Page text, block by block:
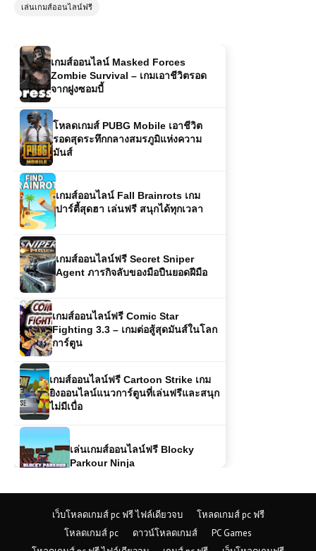
เล่นเกมส์ออนไลน์ฟรี
เกมส์ออนไลน์ SpartaHoppers เกม
เกมส์ออนไลน์ Masked Forces
Zombie Survival – เกมเอาชีวิตรอด
จากฝูงซอมบี้
โหลดเกมส์ PUBG Mobile เอาชีวิต
รอดสุดระทึกกลางสมรภูมิแห่งความ
มันส์
เกมส์ออนไลน์ Fall Brainrots เกม
ปาร์ตี้สุดฮา เล่นฟรี สนุกได้ทุกเวลา
เกมส์ออนไลน์ฟรี Secret Sniper
Agent ภารกิจลับของมือปืนยอดฝีมือ
เกมส์ออนไลน์ฟรี Comic Star
Fighting 3.3 – เกมต่อสู้สุดมันส์ในโลก
การ์ตูน
เกมส์ออนไลน์ฟรี Cartoon Strike เกม
ยิงออนไลน์แนวการ์ตูนที่เล่นฟรีและสนุก
ไม่มีเบื่อ
เล่นเกมส์ออนไลน์ฟรี Blocky
Parkour Ninja
เกมส์ออนไลน์ฟรี Crazy Karts การ
แข่งขันโกคาร์ทสุดมันส์ที่เต็มไปด้วย
ความบ้าระห่ำ
เว็บโหลดเกมส์ pc ฟรี ไฟล์เดียวจบ
โหลดเกมส์ pc ฟรี
โหลดเกมส์ pc
ดาวน์โหลดเกมส์
PC Games